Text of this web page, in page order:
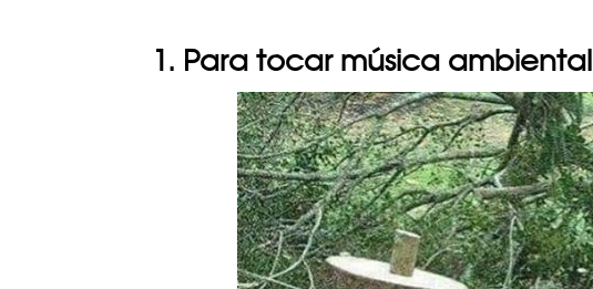
1. Para tocar música ambiental